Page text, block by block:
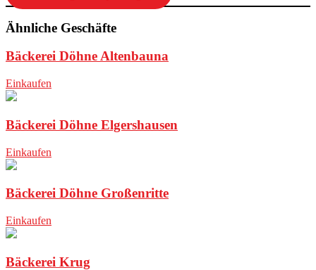
Ähnliche Geschäfte
Bäckerei Döhne Altenbauna
Einkaufen
Bäckerei Döhne Elgershausen
Einkaufen
Bäckerei Döhne Großenritte
Einkaufen
Bäckerei Krug